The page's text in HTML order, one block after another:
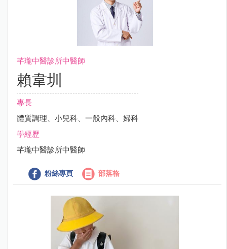
芊瓏中醫診所中醫師
賴韋圳
專長
體質調理、小兒科、一般內科、婦科
學經歷
芊瓏中醫診所中醫師
粉絲專頁 部落格